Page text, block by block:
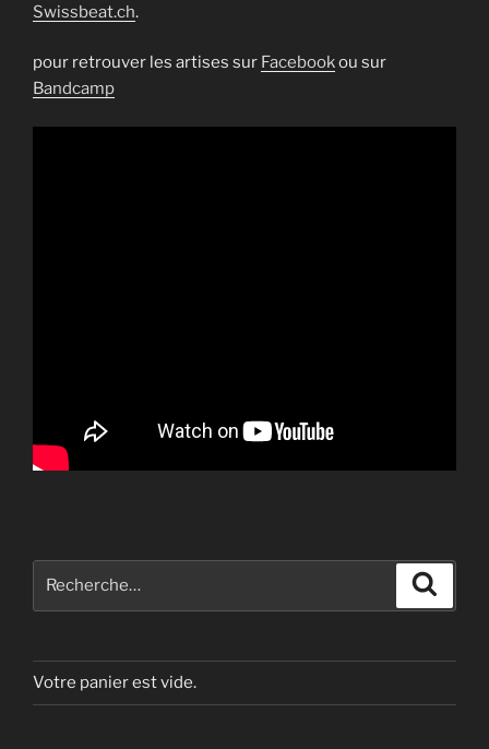
Swissbeat.ch.
pour retrouver les artises sur Facebookou sur
Bandcamp
Votre panier est vide.